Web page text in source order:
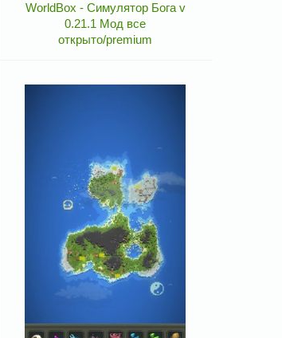
WorldBox - Симулятор Бога v
0.21.1 Мод все
открыто/premium